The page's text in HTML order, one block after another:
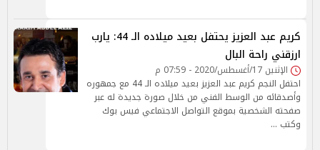
كريم عبد العزيز يحتفل بعيد ميلاده الـ 44: يارب
ارزقني راحة البال
الإثنين 17/أغسطس/2020 - 07:59 م
احتفل النجم كريم عبد العزيز بعيد ميلاده الـ 44 مع جمهوره
وأصدقائه من الوسط الفني من خلال صورة جديدة له عبر
صفحته الشخصية بموقع التواصل الاجتماعي فيس بوك
وكتب …